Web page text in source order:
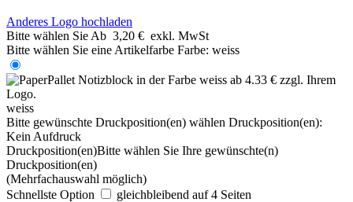
Anderes Logo hochladen
Bitte wählen Sie Ab 3,20 € exkl. MwSt
Bitte wählen Sie eine Artikelfarbe Farbe: weiss
weiss
Bitte gewünschte Druckposition(en) wählen Druckposition(en):
Kein Aufdruck
Druckposition(en)Bitte wählen Sie Ihre gewünschte(n)
Druckposition(en)
(Mehrfachauswahl möglich)
Schnellste Option
gleichbleibend auf 4 Seiten